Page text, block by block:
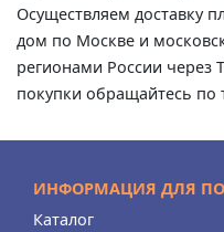
Осуществляем доставку
дом по Москве и
регионами России через
покупки обращайтесь по
ИНФОРМАЦИЯ ДЛЯ
Каталог